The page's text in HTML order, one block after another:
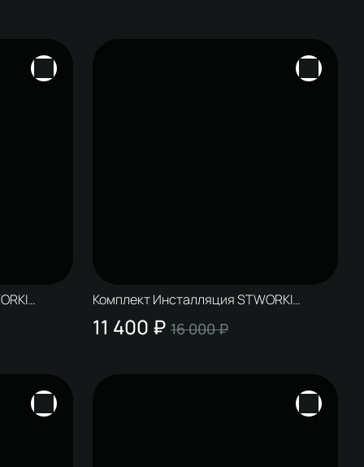
Комплект Инсталляция STWORKI
S510000 + Кнопка S51561WH цвет
глянцевый белый
11 400 ₽ 16 000 ₽